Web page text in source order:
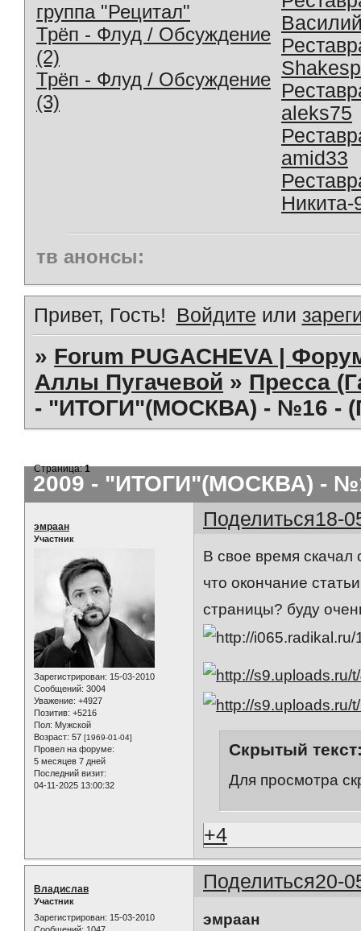
группа "Рецитал"
Трёп - Флуд / Обсуждение
(2)
Трёп - Флуд / Обсуждение
(3)
aleks75
amid33
Никита-
тв анонсы:
Привет, Гость! Войдите или
» Forum PUGACHEVA |
Аллы Пугачевой » Пресса
- "ИТОГИ"(МОСКВА) - №16 -
2009 - "ИТОГИ"(МОСКВА) -
Страница:1
Поделиться18-
эмраан
Участник
Зарегистрирован: 15-03-2010
Сообщений: 3004
Уважение: +4927
Позитив: +5216
Пол: Мужской
Возраст: 57 [1969-01-04]
Провел на форуме:
5 месяцев 7 дней
Последний визит:
04-11-2025 13:00:32
В свое время скачал
что окончание
страницы? буду
Скрытый
Для просмотра
+4
Поделиться20-
Владислав
Участник
Зарегистрирован: 15-03-2010
Сообщений: 1047
эмраан